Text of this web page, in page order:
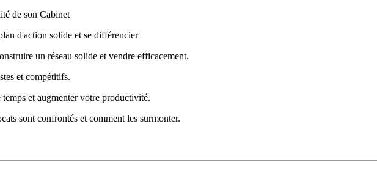
de son Cabinet
d'action solide et se différencier
un réseau solide et vendre efficacement.
et compétitifs.
et augmenter votre productivité.
sont confrontés et comment les surmonter.